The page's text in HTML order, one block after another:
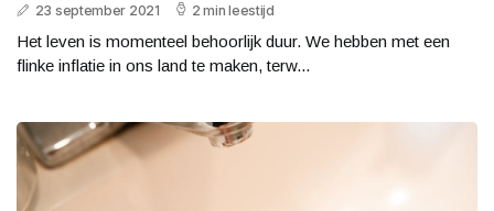
23 september 2021 2 min leestijd
Het leven is momenteel behoorlijk duur. We hebben met een
flinke inflatie in ons land te maken, terw...